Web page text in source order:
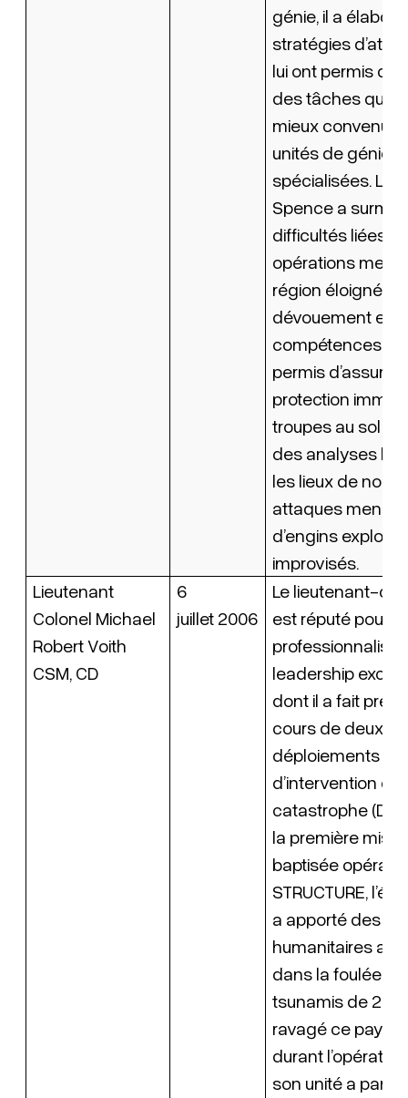
génie, il a
stratégies
lui ont permis
des tâches qui
mieux convenu
unités de génie
spécialisées. Le
Spence a
difficultés liées
opérations
région éloignée.
dévouement et
compétences lui
permis d’assurer
protection
troupes au sol et
des analyses
les lieux de
attaques
d’engins
improvisés.
Lieutenant
Colonel Michael
Robert Voith
CSM, CD
6
juillet 2006
Le lieutenant-
est réputé pour le
leadership
dont il a fait
cours de deux
déploiements de
d’intervention
catastrophe
la première
baptisée
STRUCTURE,
a apporté des
humanitaires au
dans la foulée
tsunamis de
ravagé ce pays.
durant l’opération
son unité a